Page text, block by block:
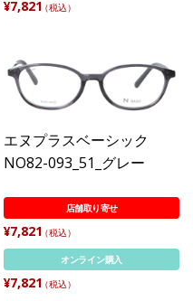
¥7,821 （税込）
エヌプラスベーシック
NO82-093_51_グレー
店舗取り寄せ
¥7,821 （税込）
オンライン購入
¥7,821 （税込）